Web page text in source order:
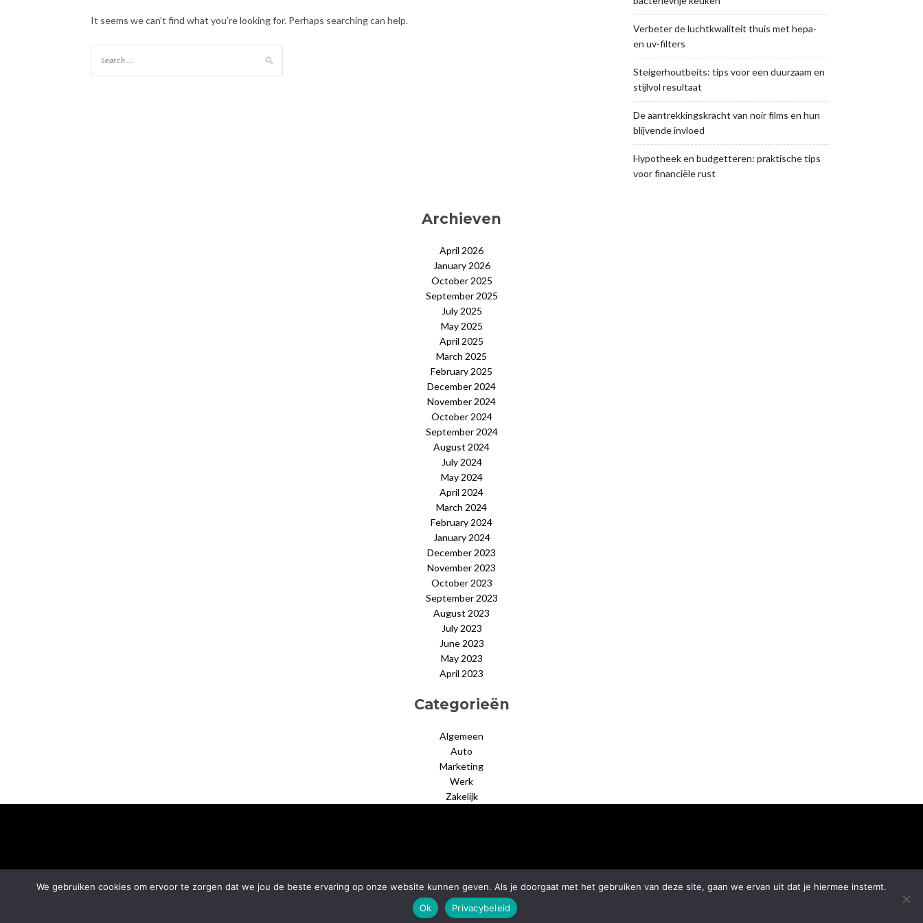
It seems we can’t find what you’re looking for. Perhaps searching can help.
for:
Verbeter de luchtkwaliteit thuis met hepa-
en uv-filters
Steigerhoutbeits: tips voor een duurzaam en
stijlvol resultaat
De aantrekkingskracht van noir films en hun
blijvende invloed
Hypotheek en budgetteren: praktische tips
voor financiële rust
Archieven
April 2026
January 2026
October 2025
September 2025
July 2025
May 2025
April 2025
March 2025
February 2025
December 2024
November 2024
October 2024
September 2024
August 2024
July 2024
May 2024
April 2024
March 2024
February 2024
January 2024
December 2023
November 2023
October 2023
September 2023
August 2023
July 2023
June 2023
May 2023
April 2023
Categorieën
Algemeen
Auto
Marketing
Werk
Zakelijk
© 2026 deguldengulden.nl–Black Theme byZThemes Studio
We gebruiken cookies om ervoor te zorgen dat we jou de beste ervaring op onze website kunnen geven. Als je doorgaat met het gebruiken van deze site, gaan we ervan uit dat je hiermee instemt.
Ok
Privacybeleid